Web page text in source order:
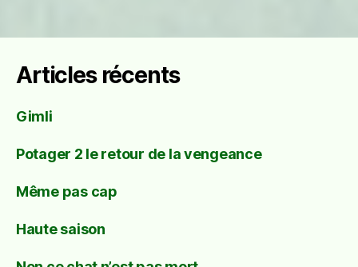
publications
Articles récents
Gimli
Potager 2 le retour de la vengeance
Même pas cap
Haute saison